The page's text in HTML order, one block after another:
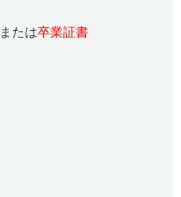
または卒業証書